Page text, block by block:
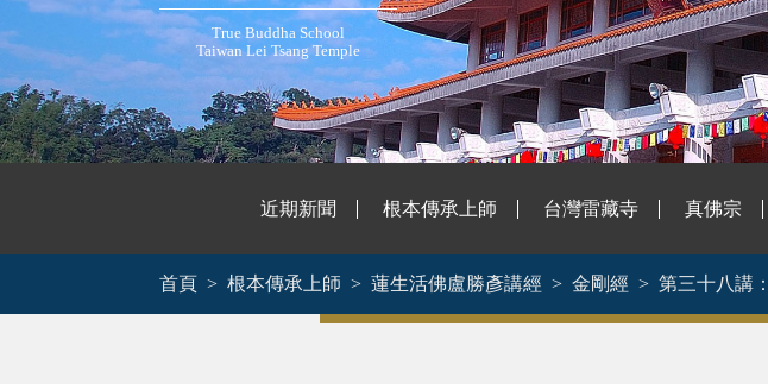
True Buddha School
Taiwan Lei Tsang Temple
近期新聞 根本傳承上師 台灣雷藏寺 真佛宗
首頁 根本傳承上師 蓮生活佛盧勝彥講經 金剛經 第三十八講